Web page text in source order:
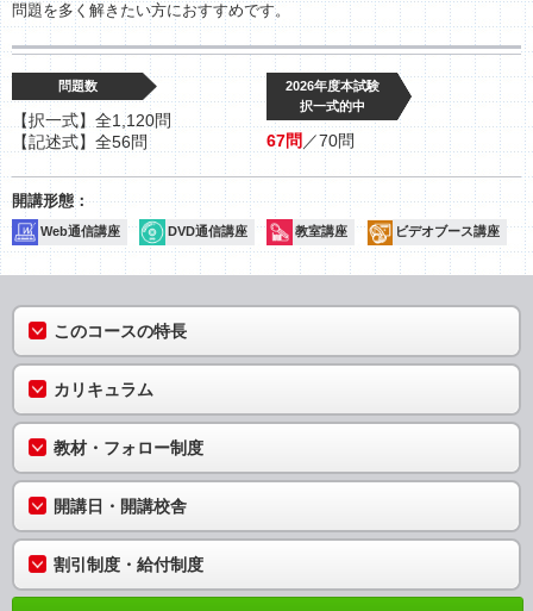
問題を多く解きたい方におすすめです。
問題数
【択一式】全1,120問
【記述式】全56問
2026年度本試験
択一式的中
67問 ／70問
Web通信講座 DVD通信講座 教室講座 ビデオブース講座
このコースの特長
カリキュラム
教材・フォロー制度
開講日・開講校舎
割引制度・給付制度